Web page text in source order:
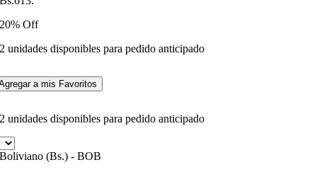
20% Off
2 unidades disponibles para pedido anticipado
a mis Favoritos
2 unidades disponibles para pedido anticipado
Boliviano (Bs.) - BOB